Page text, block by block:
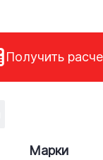
Получить
Марки